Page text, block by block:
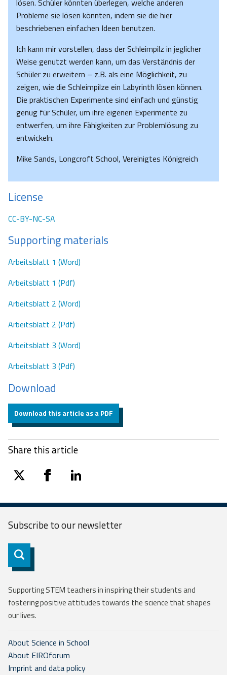
lösen. Schüler könnten überlegen, welche anderen
Probleme sie lösen könnten, indem sie die hier
beschriebenen einfachen Ideen benutzen.
Ich kann mir vorstellen, dass der Schleimpilz in jeglicher
Weise genutzt werden kann, um das Verständnis der
Schüler zu erweitern – z.B. als eine Möglichkeit, zu
zeigen, wie die Schleimpilze ein Labyrinth lösen können.
Die praktischen Experimente sind einfach und günstig
genug für Schüler, um ihre eigenen Experimente zu
entwerfen, um ihre Fähigkeiten zur Problemlösung zu
entwickeln.
Mike Sands, Longcroft School, Vereinigtes Königreich
License
CC-BY-NC-SA
Supporting materials
Arbeitsblatt 1 (Word)
Arbeitsblatt 1 (Pdf)
Arbeitsblatt 2 (Word)
Arbeitsblatt 2 (Pdf)
Arbeitsblatt 3 (Word)
Arbeitsblatt 3 (Pdf)
Download
Download this article as a PDF
Share this article
twitter facebooklinkedin
Subscribe to ournewsletter
Subscribe
Supporting STEM teachers in inspiring their students and
fostering positive attitudes towards the science that shapes
our lives.
About Science in School
About EIROforum
Imprint and data policy